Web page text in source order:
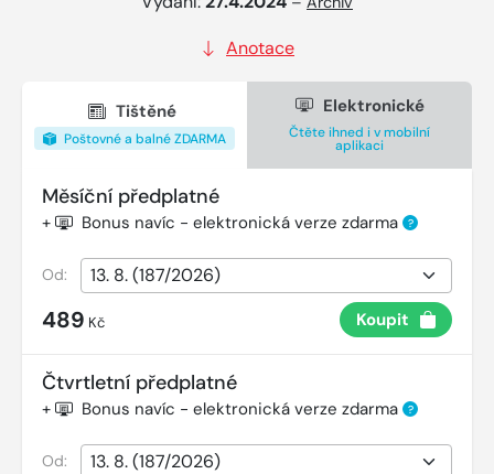
Anotace
Tištěné
Poštovné a balné ZDARMA
Elektronické
Čtěte ihned i v mobilní
aplikaci
Měsíční předplatné
+ Bonus navíc - elektronická verze zdarma ?
Od:
489 Kč Koupit
Čtvrtletní předplatné
+ Bonus navíc - elektronická verze zdarma ?
Od: